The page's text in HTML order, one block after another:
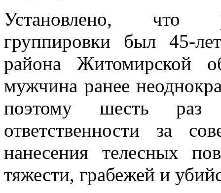
Установлено, что
группировки был 45-
района Житомирской
мужчина ранее
поэтому шесть раз
ответственности за
нанесения телесных
тяжести, грабежей и